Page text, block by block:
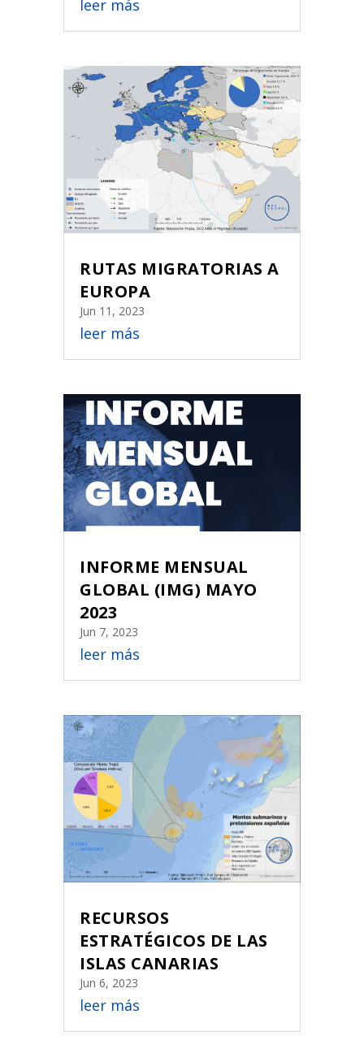
leer más
RUTAS MIGRATORIAS A
EUROPA
Jun 11, 2023
leer más
INFORME MENSUAL
GLOBAL (IMG) MAYO
2023
Jun 7, 2023
leer más
RECURSOS
ESTRATÉGICOS DE LAS
ISLAS CANARIAS
Jun 6, 2023
leer más